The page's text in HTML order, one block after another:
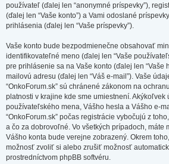
používateľ (ďalej len “anonymné príspevky”),
(ďalej len “Vaše konto”) a Vami odoslané
prihlásenia (ďalej len “Vaše príspevky”).
Vaše konto bude bezpodmienečne obsahovať
identifikovateľné meno (ďalej len “Vaše
pre prihlásenie sa na Vaše konto (ďalej len “Vaše
mailovú adresu (ďalej len “Váš e-mail”). Vaše
“OnkoForum.sk” sú chránené zákonom na
platnosti v krajine kde sme umiestnení. Akýkoľvek
používateľského mena, Vášho hesla a Vášho e-
“OnkoForum.sk” počas registrácie vybočujú z
a čo za dobrovoľné. Vo všetkých prípadoch, máte
Vášho konta bude verejne zobrazený. Okrem
možnosť zvoliť si alebo zrušiť možnosť
prostredníctvom phpBB softvéru.